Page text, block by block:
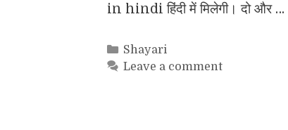
in hindi हिंदी में मिलेगी। दो और …
Categories
Shayari
Leave a comment